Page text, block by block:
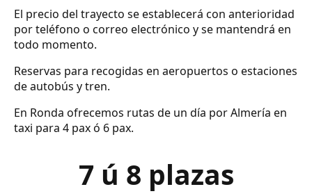
El precio del trayecto se establecerá con anterioridad
por teléfono o correo electrónico y se mantendrá en
todo momento.
Reservas para recogidas en aeropuertos o estaciones
de autobús y tren.
En Ronda ofrecemos rutas de un día por Almería en
taxi para 4 pax ó 6 pax.
7 ú 8 plazas